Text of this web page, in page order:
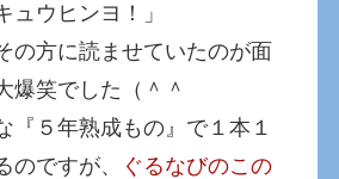
ュウヒンヨ！」
の方に読ませていたのが面
爆笑でした（＾＾
『５年熟成もの』で１本１
のですが、
ぐるなびのこの